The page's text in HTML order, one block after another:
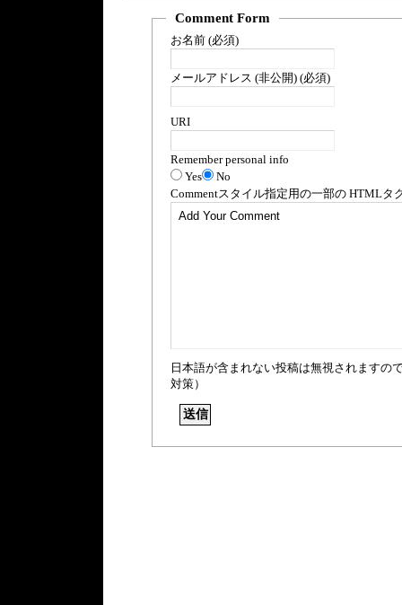
Comment Form
お名前 (必須)
メールアドレス (非公開) (必須)
URI
Remember personal info
Yes
No
Commentスタイル指定用の一部の HTMLタ
日本語が含まれない投稿は無視されますの
対策）